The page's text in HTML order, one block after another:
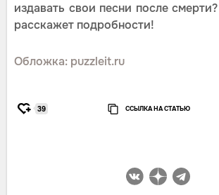
издавать свои песни после смерти?
расскажет подробности!
Обложка: puzzleit.ru
39 ССЫЛКА НА СТАТЬЮ